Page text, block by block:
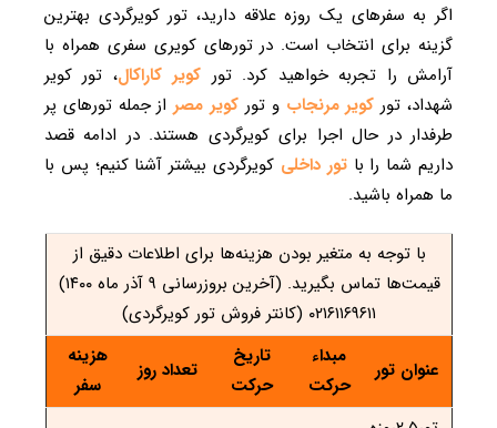
اگر به سفرهای یک روزه علاقه دارید، تور کویرگردی بهترین
گزینه برای انتخاب است. در تورهای کویری سفری همراه با
آرامش را تجربه خواهید کرد. تور کویر کاراکال، تور کویر
شهداد، تور کویر مرنجاب و تور کویر مصر از جمله تورهای پر
طرفدار در حال اجرا برای کویرگردی هستند. در ادامه قصد
داریم شما را باتور داخلی کویرگردی بیشتر آشنا کنیم؛ پس با
ما همراه باشید.
با توجه به متغیر بودن هزینه‌ها برای اطلاعات دقیق از
قیمت‌ها تماس بگیرید. (آخرین بروزرسانی ۹ آذر ماه ۱۴۰۰)
۰۲۱۶۱۱۶۹۶۱۱ (کانتر فروش تور کویرگردی)
عنوان تور
مبداء
حرکت
تاریخ
حرکت
تعداد روز
هزینه
سفر